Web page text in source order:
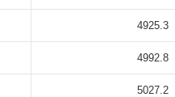
4925.3
4992.8
5027.2